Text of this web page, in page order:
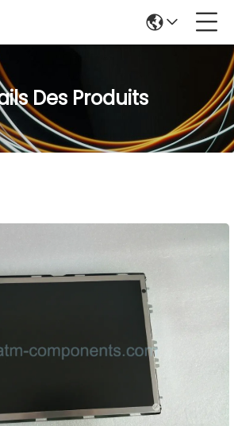
Des Produits